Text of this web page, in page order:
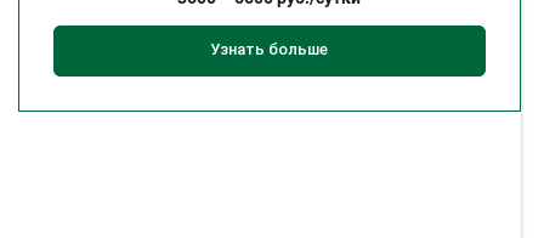
Узнать больше